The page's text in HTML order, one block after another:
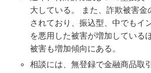
大している。 また、詐欺被害
されており、振込型、中でもイ
を悪用した被害が増加している
被害も増加傾向にある。
相談には、無登録で金融商品取